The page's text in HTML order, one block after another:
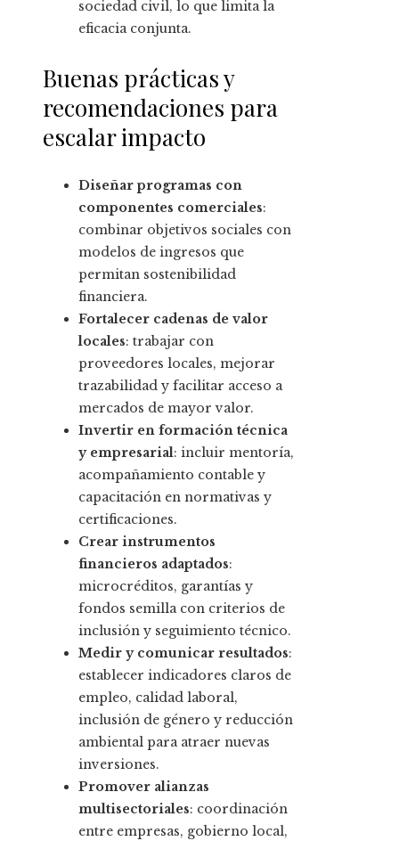
sociedad civil, lo que limita la
eficacia conjunta.
Buenas prácticas y
recomendaciones para
escalar impacto
Diseñar programas con
componentes comerciales:
combinar objetivos sociales con
modelos de ingresos que
permitan sostenibilidad
financiera.
Fortalecer cadenas de valor
locales: trabajar con
proveedores locales, mejorar
trazabilidad y facilitar acceso a
mercados de mayor valor.
Invertir en formación técnica
y empresarial: incluir mentoría,
acompañamiento contable y
capacitación en normativas y
certificaciones.
Crear instrumentos
financieros adaptados:
microcréditos, garantías y
fondos semilla con criterios de
inclusión y seguimiento técnico.
Medir y comunicar resultados:
establecer indicadores claros de
empleo, calidad laboral,
inclusión de género y reducción
ambiental para atraer nuevas
inversiones.
Promover alianzas
multisectoriales: coordinación
entre empresas, gobierno local,